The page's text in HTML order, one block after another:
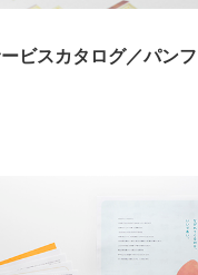
スカタログ／パンフ